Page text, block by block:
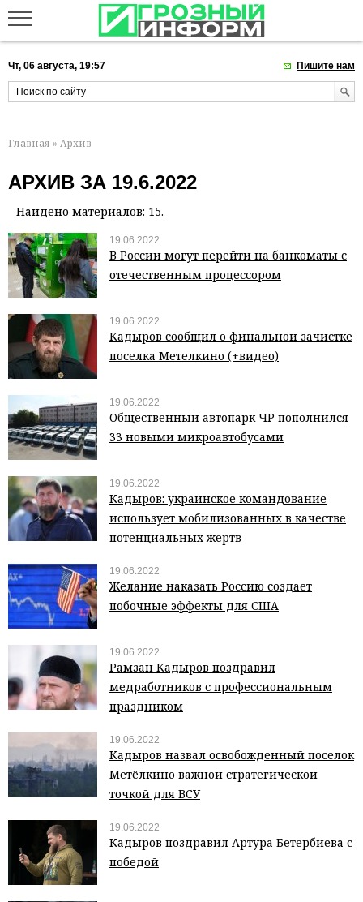
Чт, 06 августа, 19:57 Пишите нам
Главная » Архив
АРХИВ ЗА 19.6.2022
Найдено материалов: 15.
19.06.2022
В России могут перейти на банкоматы с
отечественным процессором
19.06.2022
Кадыров сообщил о финальной зачистке
поселка Метелкино (+видео)
19.06.2022
Общественный автопарк ЧР пополнился
33 новыми микроавтобусами
19.06.2022
Кадыров: украинское командование
использует мобилизованных в качестве
потенциальных жертв
19.06.2022
Желание наказать Россию создает
побочные эффекты для США
19.06.2022
Рамзан Кадыров поздравил
медработников с профессиональным
праздником
19.06.2022
Кадыров назвал освобожденный поселок
Метёлкино важной стратегической
точкой для ВСУ
19.06.2022
Кадыров поздравил Артура Бетербиева с
победой